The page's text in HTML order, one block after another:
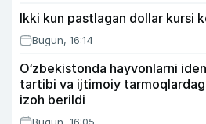
Ikki kun pastlagan dollar kursi
Bugun, 16:14
O‘zbekistonda hayvonlarni
tartibi va ijtimoiy
izoh berildi